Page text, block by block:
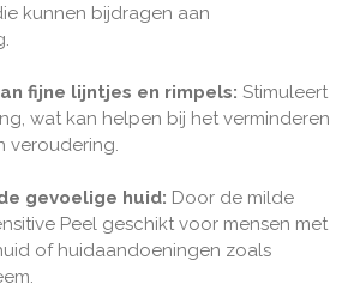
kunnen bijdragen aan
fijne lijntjes en rimpels: Stimuleert
wat kan helpen bij het verminderen
veroudering.
gevoelige huid: Door de milde
Peel geschikt voor mensen met
of huidaandoeningen zoals